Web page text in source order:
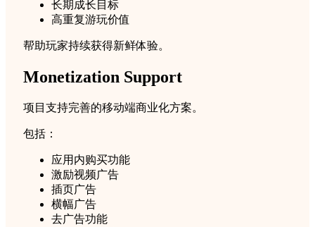
长期成长目标
高重复游玩价值
帮助玩家持续获得新鲜体验。
Monetization Support
项目支持完善的移动端商业化方案。
包括：
应用内购买功能
激励视频广告
插页广告
横幅广告
去广告功能